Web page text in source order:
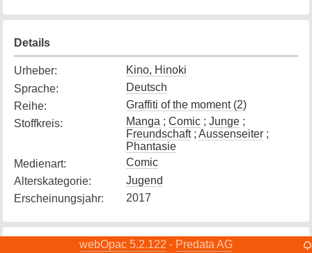
Details
Urheber:
Kino, Hinoki
Sprache:
Deutsch
Reihe:
Graffiti of the moment (2)
Stoffkreis: Manga ; Comic ; Junge ;
Freundschaft; Aussenseiter ;
Phantasie
Medienart:
Comic
Alterskategorie:
Jugend
Erscheinungsjahr: 2017
webOpac 5.2.122 - Predata AG